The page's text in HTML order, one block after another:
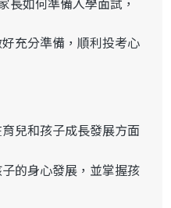
充分準備，順利投考心
兒和孩子成長發展方面
的身心發展，並掌握孩